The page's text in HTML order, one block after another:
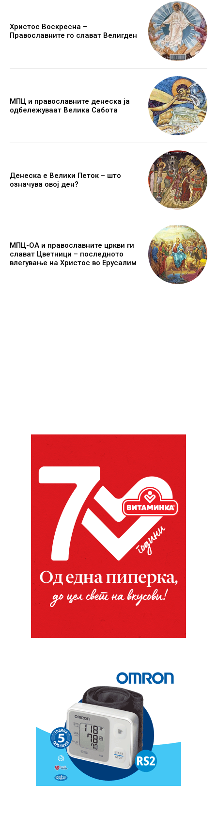
Христос Воскресна –
Православните го слават Велигден
МПЦ и православните денеска ја
одбележуваат Велика Сабота
Денеска е Велики Петок – што
означува овој ден?
МПЦ-ОА и православните цркви ги
слават Цветници – последното
влегување на Христос во Ерусалим